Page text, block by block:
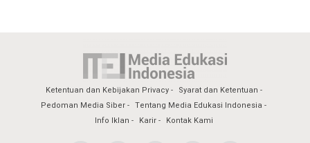
Ketentuan dan Kebijakan Privacy
Syarat dan Ketentuan
Pedoman Media Siber
Tentang Media Edukasi Indonesia
Info Iklan
Karir Kontak Kami